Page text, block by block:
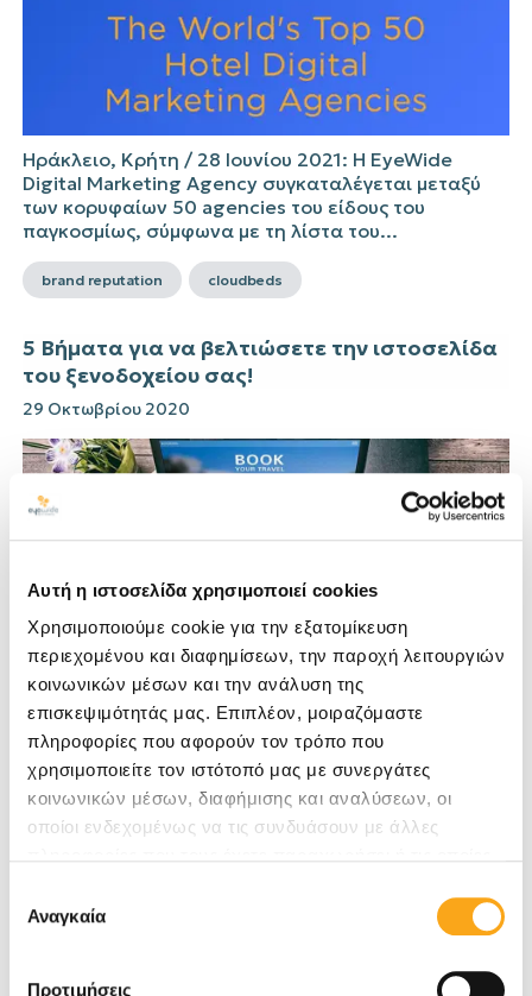
Αυτή η ιστοσελίδα χρησιμοποιεί cookies
Χρησιμοποιούμε cookie για την εξατομίκευση
περιεχομένου και διαφημίσεων, την παροχή λειτουργιών
κοινωνικών μέσων και την ανάλυση της
επισκεψιμότητάς μας. Επιπλέον, μοιραζόμαστε
πληροφορίες που αφορούν τον τρόπο που
χρησιμοποιείτε τον ιστότοπό μας με συνεργάτες
κοινωνικών μέσων, διαφήμισης και αναλύσεων, οι
οποίοι ενδεχομένως να τις συνδυάσουν με άλλες
των υπηρεσιών τους. Αν συνεχίσετε να χρησιμοποιείτε
την ιστοσελίδα μας, συναινείτε στη χρήση των cookies
συγκατάθεσης
Αναγκαία
Προτιμήσεις
Ηράκλειο, Κρήτη / 28 Ιουνίου 2021: Η EyeWide
Digital Marketing Agency συγκαταλέγεται μεταξύ
των κορυφαίων 50 agencies του είδους του
παγκοσμίως, σύμφωνα με τη λίστα του...
brand reputation cloudbeds
5 Βήματα για να βελτιώσετε την ιστοσελίδα
του ξενοδοχείου σας!
29 Οκτωβρίου 2020
Η αρχική σελίδα του ξενοδοχείου σας είναι σαν
trailer μιας ταινίας που έκανε μεγάλη επιτυχία. Είναι
η ευκαιρία σας να κεντρίσετε την προσοχή των
επισκεπτών και να τους...
digital marketing eyewide
10 Τάσεις στο Web Design για το 2019